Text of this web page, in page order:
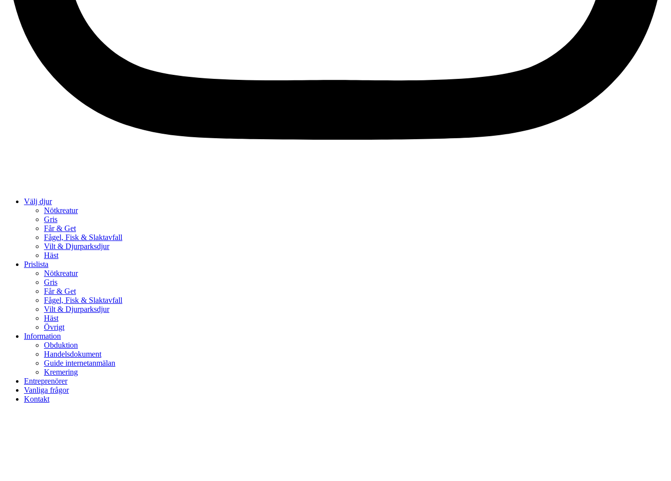
Välj djur
Nötkreatur
Gris
Får & Get
Fågel, Fisk & Slaktavfall
Vilt & Djurparksdjur
Häst
Prislista
Nötkreatur
Gris
Får & Get
Fågel, Fisk & Slaktavfall
Vilt & Djurparksdjur
Häst
Övrigt
Information
Obduktion
Handelsdokument
Guide internetanmälan
Kremering
Entreprenörer
Vanliga frågor
Kontakt